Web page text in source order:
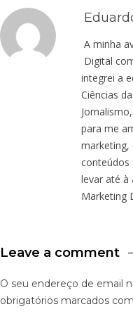
A minha
Digital
integrei a
Ciências
para me
marketing,
conteúdos
levar até à
Marketing
Leave a comment
O seu endereço de email
obrigatórios marcados com